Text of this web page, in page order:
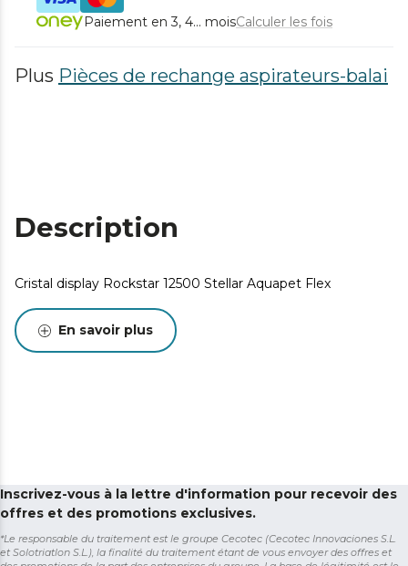
Paiement en 3, 4... moisCalculer les fois
Plus Pièces de rechange aspirateurs-balai
Description
Cristal display Rockstar 12500 Stellar Aquapet Flex
En savoir plus
Inscrivez-vous à la lettre d'information pour recevoir des
offres et des promotions exclusives.
*Le responsable du traitement est le groupe Cecotec (Cecotec Innovaciones S.L.
et Solotriatlon S.L.), la finalité du traitement étant de vous envoyer des offres et